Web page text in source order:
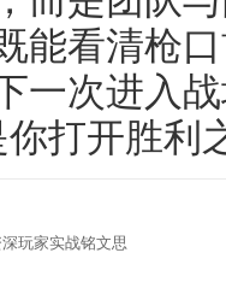
能看清枪
一次进入
打开胜利
玩家实战铭文思